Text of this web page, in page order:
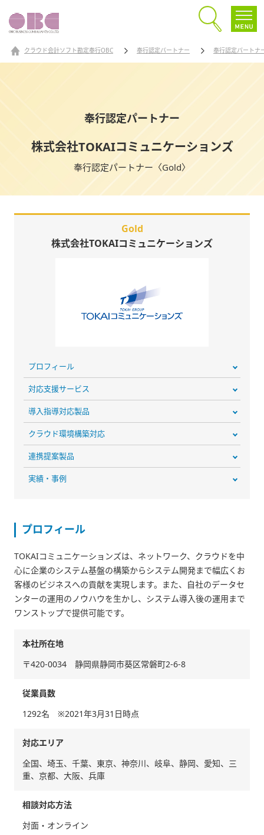
クラウド会計ソフト勘定奉行OBC 奉行認定パートナー 奉行認定パートナ
奉行認定パートナー
株式会社TOKAIコミュニケーションズ
奉行認定パートナー〈Gold〉
Gold
株式会社TOKAIコミュニケーションズ
プロフィール
対応支援サービス
導入指導対応製品
クラウド環境構築対応
連携提案製品
実績・事例
プロフィール
TOKAIコミュニケーションズは、ネットワーク、クラウドを中
心に企業のシステム基盤の構築からシステム開発まで幅広くお
客様のビジネスへの貢献を実現します。また、自社のデータセ
ンターの運用のノウハウを生かし、システム導入後の運用まで
ワンストップで提供可能です。
本社所在地
〒420-0034 静岡県静岡市葵区常磐町2-6-8
従業員数
1292名 ※2021年3月31日時点
対応エリア
全国、埼玉、千葉、東京、神奈川、岐阜、静岡、愛知、三
重、京都、大阪、兵庫
相談対応方法
対面・オンライン